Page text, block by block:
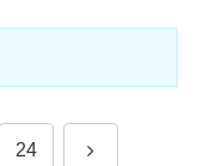
24 次